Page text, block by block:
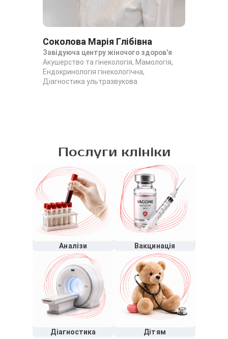
Соколова Марія Глібівна
Завідуюча центру жіночого здоров'я
Акушерство та гінекологія, Мамологія,
Ендокринологія гінекологічна,
Діагностика ультразвукова
Послуги клініки
Аналізи Вакцинація
Діагностика Дітям